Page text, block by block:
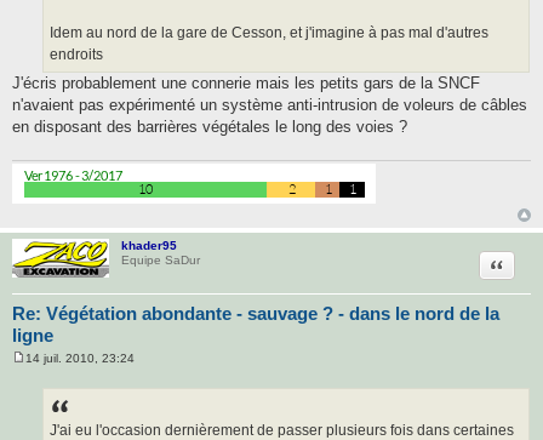
Idem au nord de la gare de Cesson, et j'imagine à pas mal d'autres
endroits
J'écris probablement une connerie mais les petits gars de la SNCF
n'avaient pas expérimenté un système anti-intrusion de voleurs de câbles
en disposant des barrières végétales le long des voies ?
khader95
Equipe SaDur
Re: Végétation abondante - sauvage ? - dans le nord de la
ligne
14 juil. 2010, 23:24
J'ai eu l'occasion dernièrement de passer plusieurs fois dans certaines